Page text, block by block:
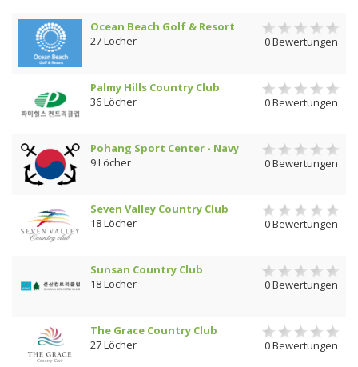
Ocean Beach Golf & Resort
27 Löcher
0 Bewertungen
Palmy Hills Country Club
36 Löcher
0 Bewertungen
Pohang Sport Center - Navy
9 Löcher
0 Bewertungen
Seven Valley Country Club
18 Löcher
0 Bewertungen
Sunsan Country Club
18 Löcher
0 Bewertungen
The Grace Country Club
27 Löcher
0 Bewertungen